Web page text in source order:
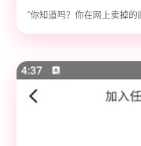
除隐私，防止数据泄露
“你知道吗？你在网上卖掉的